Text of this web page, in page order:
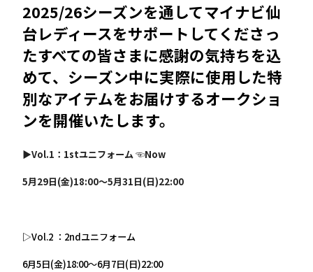
2025/26シーズンを通してマイナビ仙
台レディースをサポートしてくださっ
たすべての皆さまに感謝の気持ちを込
めて、シーズン中に実際に使用した特
別なアイテムをお届けするオークショ
ンを開催いたします。
▶Vol.1 ：1stユニフォーム ☜Now
5月29日(金)18:00～5月31日(日)22:00
▷Vol.2 ：2ndユニフォーム
6月5日(金)18:00～6月7日(日)22:00